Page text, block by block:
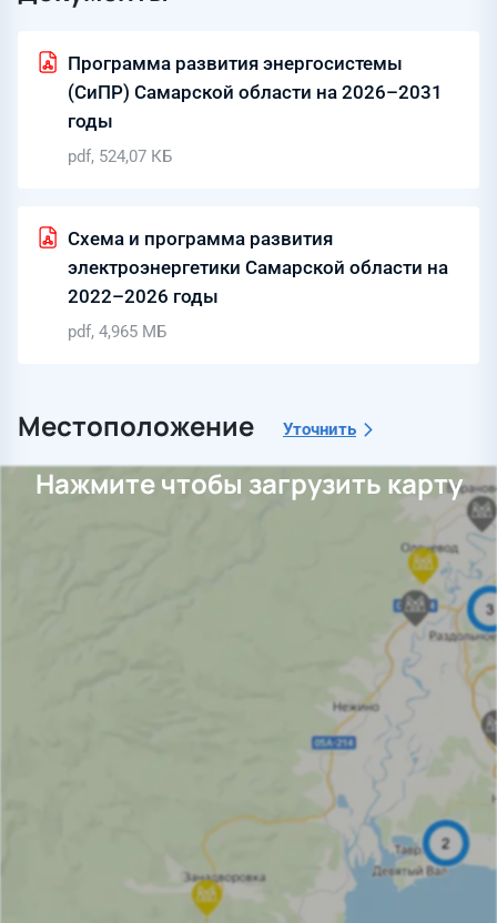
Программа развития энергосистемы
(СиПР) Самарской области на 2026–2031
годы
pdf, 524,07 КБ
Схема и программа развития
электроэнергетики Самарской области на
2022–2026 годы
pdf, 4,965 МБ
Местоположение Уточнить
Нажмите чтобы загрузить карту